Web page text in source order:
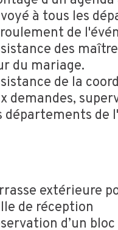
à tous les
de
des
du mariage.
de la
demandes,
départements de
extérieure
de réception
d’un